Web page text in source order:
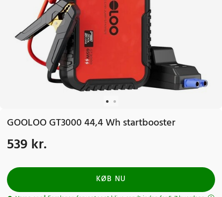
GOOLOO GT3000 44,4 Wh startbooster
Pris:539 kr.
539 kr.
KØB NU